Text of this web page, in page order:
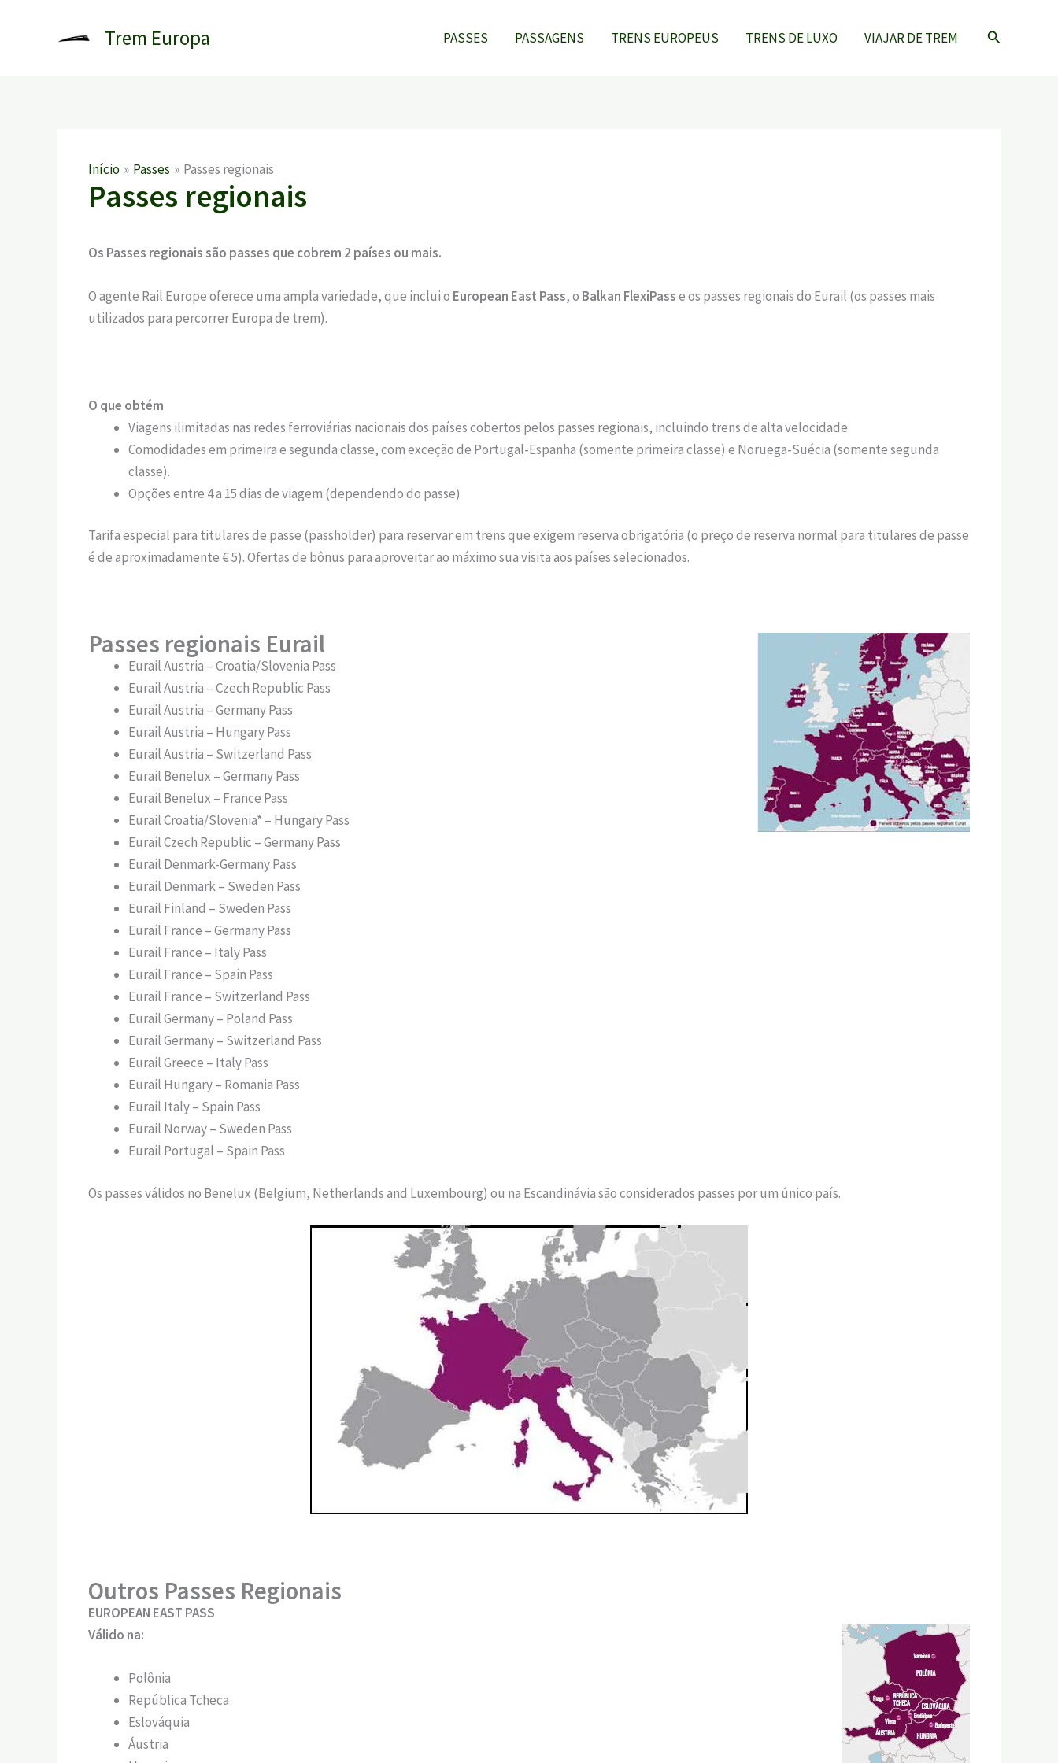
Trem Europa PASSES PASSAGENS TRENS EUROPEUS TRENS DE LUXO VIAJAR DE TREM Pesquisar
Início Passes Passes regionais
Passes regionais
Os Passes regionais são passes que cobrem 2 países ou mais.
O agente Rail Europe oferece uma ampla variedade, que inclui o European East Pass, o Balkan FlexiPasse os passes regionais do Eurail (os passes mais
utilizados para percorrer Europa de trem).
O que obtém
Viagens ilimitadas nas redes ferroviárias nacionais dos países cobertos pelos passes regionais, incluindo trens de alta velocidade.
Comodidades em primeira e segunda classe, com exceção de Portugal-Espanha (somente primeira classe) e Noruega-Suécia (somente segunda
classe).
Opções entre 4 a 15 dias de viagem (dependendo do passe)
Tarifa especial para titulares de passe (passholder) para reservar em trens que exigem reserva obrigatória (o preço de reserva normal para titulares de passe
é de aproximadamente € 5). Ofertas de bônus para aproveitar ao máximo sua visita aos países selecionados.
Passes regionais Eurail
Eurail Austria – Croatia/Slovenia Pass
Eurail Austria – Czech Republic Pass
Eurail Austria – Germany Pass
Eurail Austria – Hungary Pass
Eurail Austria – Switzerland Pass
Eurail Benelux – Germany Pass
Eurail Benelux – France Pass
Eurail Croatia/Slovenia* – Hungary Pass
Eurail Czech Republic – Germany Pass
Eurail Denmark-Germany Pass
Eurail Denmark – Sweden Pass
Eurail Finland – Sweden Pass
Eurail France – Germany Pass
Eurail France – Italy Pass
Eurail France – Spain Pass
Eurail France – Switzerland Pass
Eurail Germany – Poland Pass
Eurail Germany – Switzerland Pass
Eurail Greece – Italy Pass
Eurail Hungary – Romania Pass
Eurail Italy – Spain Pass
Eurail Norway – Sweden Pass
Eurail Portugal – Spain Pass
Os passes válidos no Benelux (Belgium, Netherlands and Luxembourg) ou na Escandinávia são considerados passes por um único país.
Outros Passes Regionais
EUROPEAN EAST PASS
Válido na:
Polônia
República Tcheca
Eslováquia
Áustria